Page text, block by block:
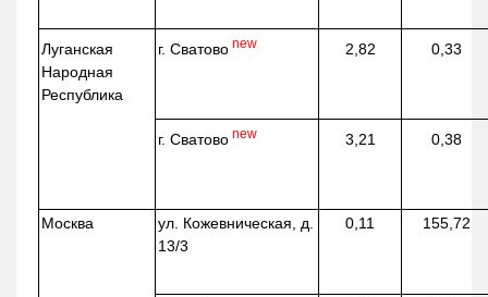
Луганская
Народная
Республика
г. Сватово new 2,82 0,33
г. Сватово new 3,21 0,38
Москва ул. Кожевническая , д.
13/3
0,11 155,72